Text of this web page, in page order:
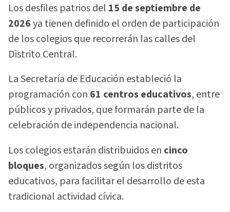
Los desfiles patrios del 15 de septiembre de
2026ya tienen definido el orden de participación
de los colegios que recorrerán las calles del
Distrito Central.
La Secretaría de Educación estableció la
programación con 61 centros educativos, entre
públicos y privados, que formarán parte de la
celebración de independencia nacional.
Los colegios estarán distribuidos en cinco
bloques, organizados según los distritos
educativos, para facilitar el desarrollo de esta
tradicional actividad cívica.